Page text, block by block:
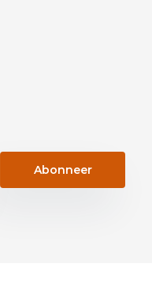
Abonneer